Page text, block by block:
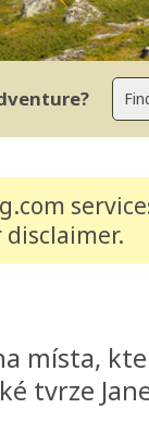
disclaimer.
místa,
tvrze